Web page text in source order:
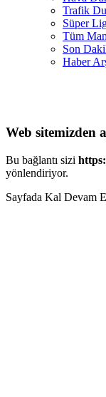
Trafik
Süper
Tüm
Son
Haber
Web sitemizden
Bu bağlantı sizi
yönlendiriyor.
Sayfada Kal Devam